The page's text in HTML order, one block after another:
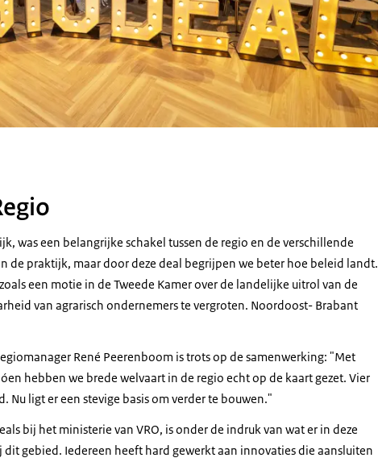
was een belangrijke schakel tussen de regio en de verschillende
de praktijk, maar door deze deal begrijpen we beter hoe beleid landt.
een motie in de Tweede Kamer over de landelijke uitrol van de
van agrarisch ondernemers te vergroten. Noordoost- Brabant
René Peerenboom is trots op de samenwerking: "Met
hebben we brede welvaart in de regio echt op de kaart gezet. Vier
Nu ligt er een stevige basis om verder te bouwen."
bij het ministerie van VRO, is onder de indruk van wat er in deze
dit gebied. Iedereen heeft hard gewerkt aan innovaties die aansluiten